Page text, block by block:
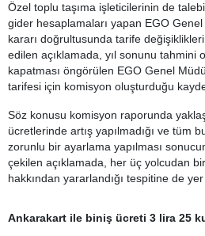
Özel toplu taşıma işleticilerinin de
gider hesaplamaları yapan EGO
kararı doğrultusunda tarife
edilen açıklamada, yıl sonunu tahmini
kapatması öngörülen EGO Genel
tarifesi için komisyon oluşturduğu
Söz konusu komisyon raporunda
ücretlerinde artış yapılmadığı ve tüm
zorunlu bir ayarlama yapılması
çekilen açıklamada, her üç yolcudan
hakkından yararlandığı tespitine de yer
Ankarakart ile biniş ücreti 3 lira 25